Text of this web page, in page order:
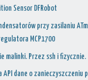
Sensor DFRobot
przy zasilaniu
MCP1700
malinki. Przez ssh i fizycznie.
API dane o zanieczyszczeniu